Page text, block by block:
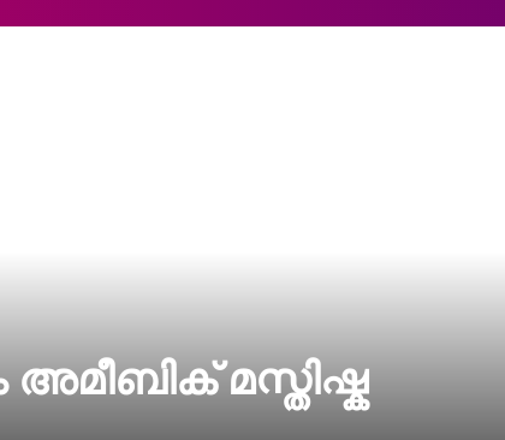
മസ്തിഷ്ക